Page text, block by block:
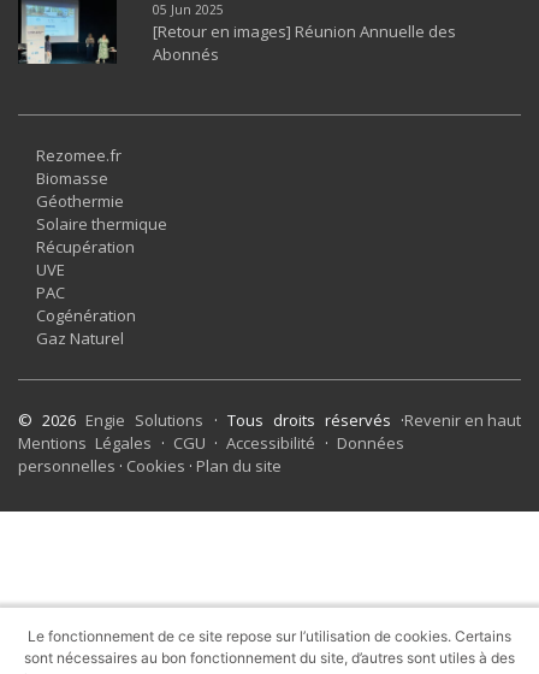
05 Jun 2025
[Retour en images] Réunion Annuelle des
Abonnés
Rezomee.fr
Biomasse
Géothermie
Solaire thermique
Récupération
UVE
PAC
Cogénération
Gaz Naturel
Revenir en haut
© 2026 Engie Solutions · Tous droits réservés ·
Mentions Légales · CGU ·Accessibilité · Données
personnelles · Cookies · Plan du site
Le fonctionnement de ce site repose sur l’utilisation de cookies. Certains
sont nécessaires au bon fonctionnement du site, d’autres sont utiles à des